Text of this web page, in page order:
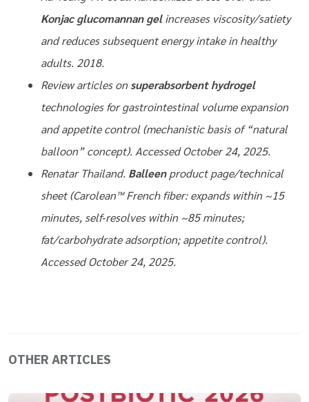
Konjac glucomannan gelincreases viscosity/satiety
and reduces subsequent energy intake in healthy
adults. 2018.
Review articles on superabsorbent hydrogel
technologies for gastrointestinal volume expansion
and appetite control (mechanistic basis of “natural
balloon” concept). Accessed October 24, 2025.
Renatar Thailand. Balleenproduct page/technical
sheet (Carolean™ French fiber: expands within ~15
minutes, self‑resolves within ~85 minutes;
fat/carbohydrate adsorption; appetite control).
Accessed October 24, 2025.
OTHER ARTICLES